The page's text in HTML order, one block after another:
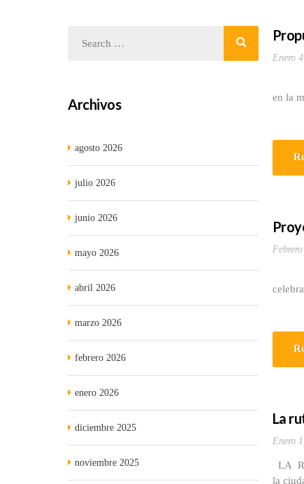
Enero
Es
en la
La
Enero
LA
la
Archivos
agosto 2026
julio 2026
junio 2026
mayo 2026
abril 2026
marzo 2026
febrero 2026
enero 2026
diciembre 2025
noviembre 2025